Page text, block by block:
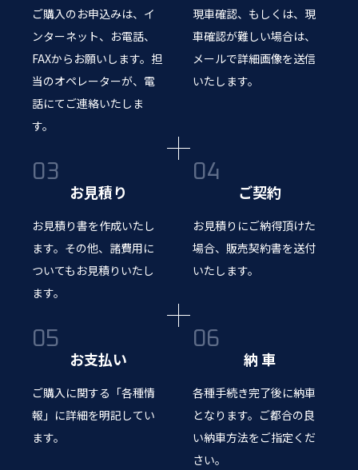
ご購入のお申込みは、イ
ンターネット、お電話、
FAXからお願いします。担
当のオペレーターが、電
話にてご連絡いたしま
す。
現車確認、もしくは、現
車確認が難しい場合は、
メールで詳細画像を送信
いたします。
お見積り
お見積り書を作成いたし
ます。その他、諸費用に
ついてもお見積りいたし
ます。
ご契約
お見積りにご納得頂けた
場合、販売契約書を送付
いたします。
お支払い
ご購入に関する「各種情
報」に詳細を明記してい
ます。
納 車
各種手続き完了後に納車
となります。ご都合の良
い納車方法をご指定くだ
さい。